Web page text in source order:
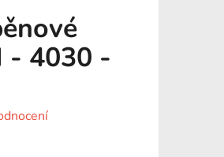
- 4030 -